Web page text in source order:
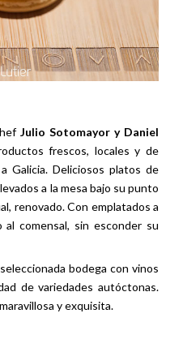
Julio Sotomayor y Daniel
frescos, locales y de
Galicia. Deliciosos platos de
a la mesa bajo su punto
renovado. Con emplatados a
comensal, sin esconder su
bodega con vinos
de variedades autóctonas.
y exquisita.